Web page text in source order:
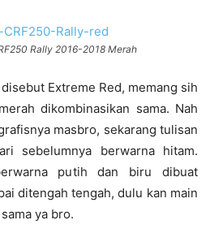
Rally 2016-2018 Merah
Extreme Red, memang sih
dikombinasikan sama. Nah
masbro, sekarang tulisan
sebelumnya berwarna hitam.
putih dan biru dibuat
ditengah tengah, dulu kan main
ya bro.